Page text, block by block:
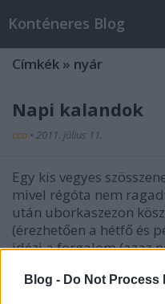
Blog - Do Not Process
Konténeres Blog
Címkék » nyár
Napi kalandok
cca • 2011. július 11.
Egy kis vegyes
mivel régóta nem
után uborkaszezon
(érezhetően a hétfő és
idézi a forgalom (azaz